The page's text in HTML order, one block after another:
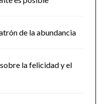
de la abundancia
la felicidad y el